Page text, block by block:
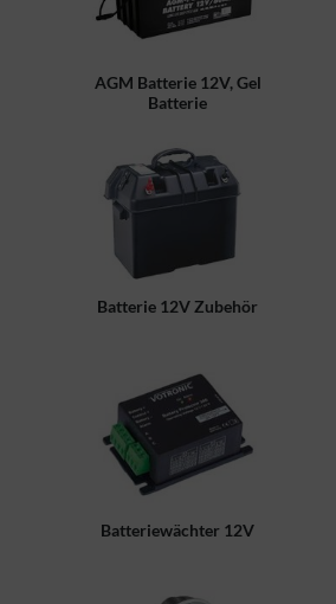
AGM Batterie 12V, Gel
Batterie
Batterie 12V Zubehör
Batteriewächter 12V